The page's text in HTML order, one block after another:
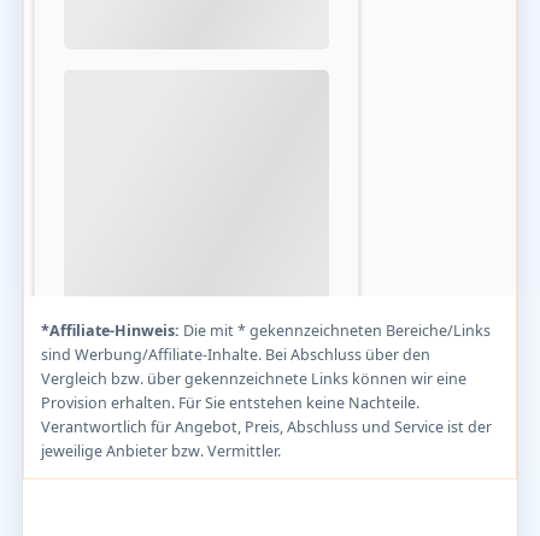
*Affiliate-Hinweis: Die mit * gekennzeichneten Bereiche/Links
sind Werbung/Affiliate-Inhalte. Bei Abschluss über den
Vergleich bzw. über gekennzeichnete Links können wir eine
Provision erhalten. Für Sie entstehen keine Nachteile.
Verantwortlich für Angebot, Preis, Abschluss und Service ist der
jeweilige Anbieter bzw. Vermittler.